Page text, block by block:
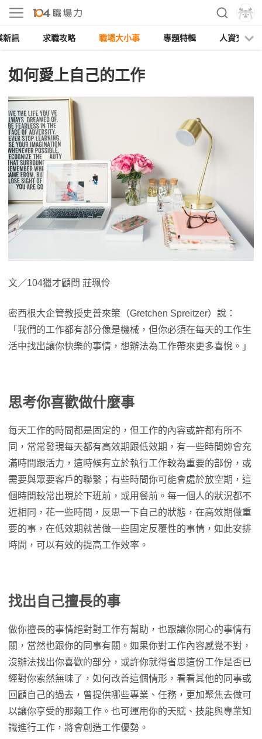
新訊 求職攻略 職場大小事 專題特輯 人資充電
如何愛上自己的工作
文／104獵才顧問 莊珮伶
密西根大企管教授史普來策（Gretchen Spreitzer）說：
「我們的工作都有部分像是機械，但你必須在每天的工作生
活中找出讓你快樂的事情，想辦法為工作帶來更多喜悅。」
思考你喜歡做什麼事
每天工作的時間都是固定的，但工作的內容或許都有所不
同，常常發現每天都有高效期跟低效期，有一些時間妳會充
滿時間跟活力，這時候有立於執行工作較為重要的部份，或
需要與眾要客戶的聯繫；有些時間你可能會處於放空期，這
個時間較常出現於下班前，或用餐前。每一個人的狀況都不
近相同，花一些時間，反思一下自己的狀態，在高效期做重
要的事，在低效期就苦做一些固定反覆性的事情，如此安排
時間，可以有效的提高工作效率。
找出自己擅長的事
做你擅長的事情絕對對工作有幫助，也跟讓你開心的事情有
關，當然也跟你的同事有關。如果你對工作內容感覺不對，
沒辦法找出你喜歡的部分，或許你就得省思這份工作是否已
經對你索然無味了，如何改善這個情形，看看其他的同事或
回顧自己的過去，曾提供哪些專業、任務，更加聚焦去做可
以讓你享受的那類工作。也可運用你的天賦、技能與專業知
識進行工作，將會創造工作優勢。